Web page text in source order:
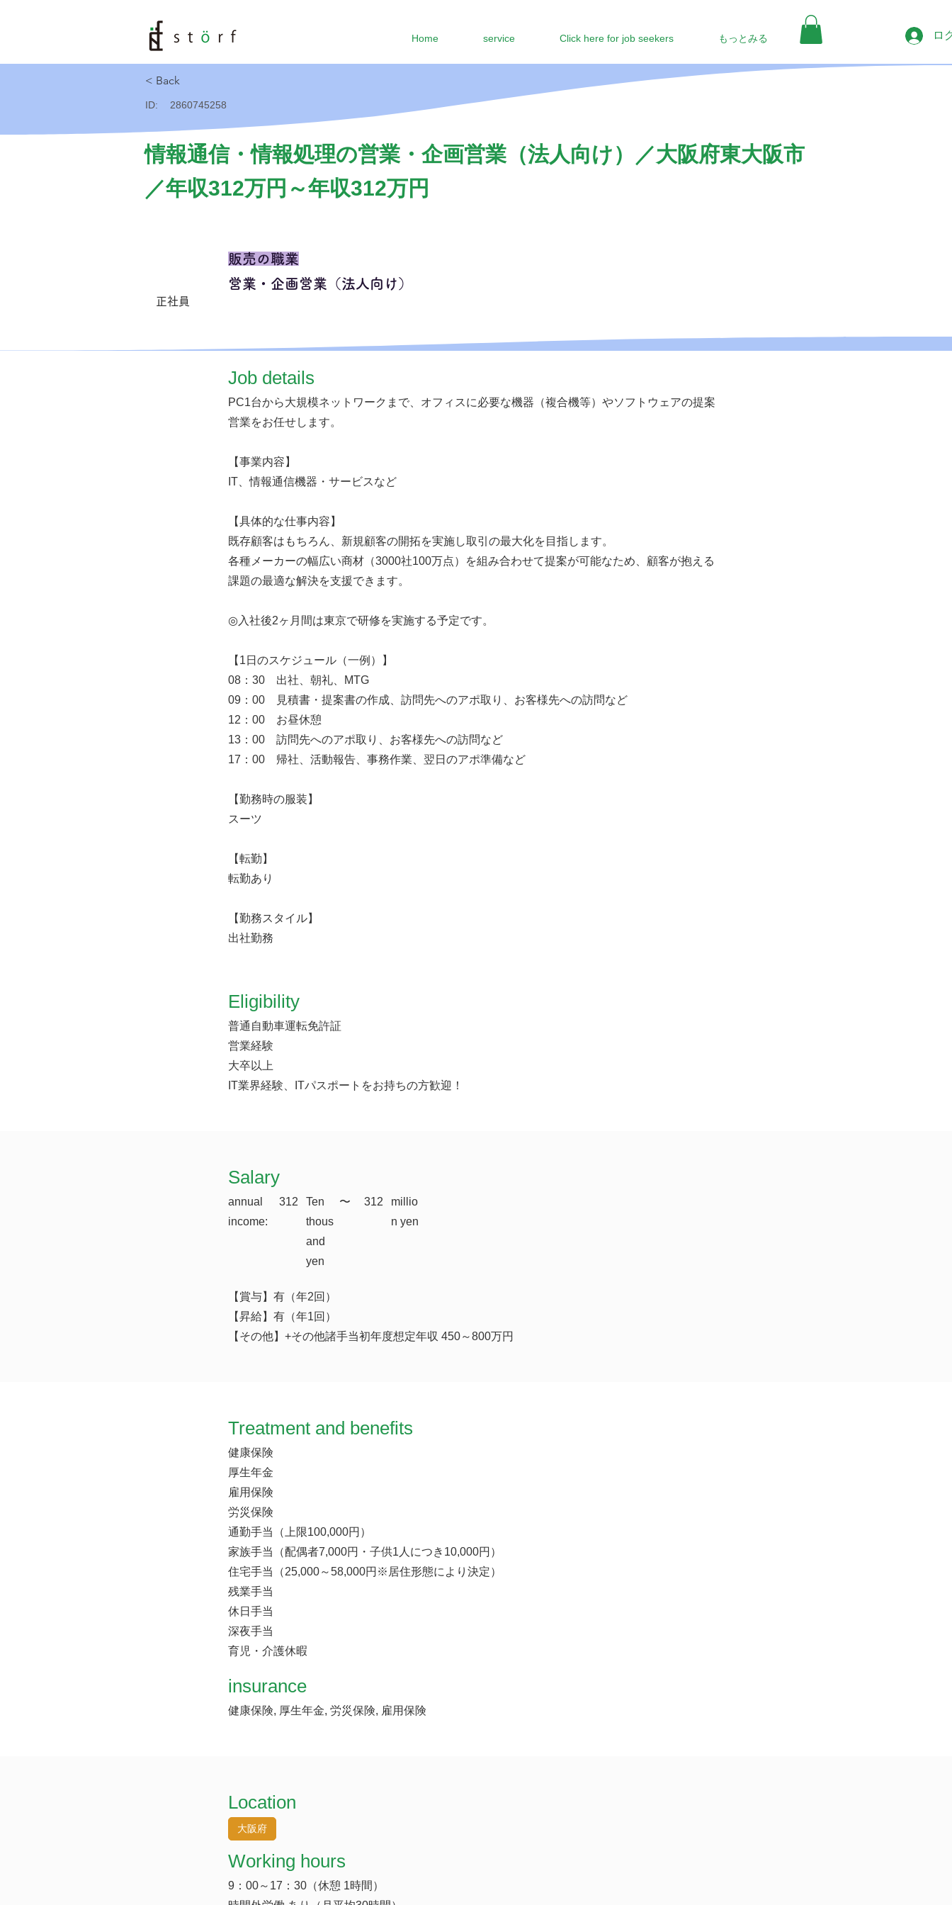
Home service Click here for job seekers もっとみる ロ
< Back
ID: 2860745258
情報通信・情報処理の営業・企画営業（法人向け）／大阪府東大阪市
／年収312万円～年収312万円
正社員
販売の職業
営業・企画営業（法人向け）
​Job details
PC1台から大規模ネットワークまで、オフィスに必要な機器（複合機等）やソフトウェアの提案
営業をお任せします。
【事業内容】
IT、情報通信機器・サービスなど
【具体的な仕事内容】
既存顧客はもちろん、新規顧客の開拓を実施し取引の最大化を目指します。
各種メーカーの幅広い商材（3000社100万点）を組み合わせて提案が可能なため、顧客が抱える
課題の最適な解決を支援できます。
◎入社後2ヶ月間は東京で研修を実施する予定です。
【1日のスケジュール（一例）】
08：30 出社、朝礼、MTG
09：00 見積書・提案書の作成、訪問先へのアポ取り、お客様先への訪問など
12：00 お昼休憩
13：00 訪問先へのアポ取り、お客様先への訪問など
17：00 帰社、活動報告、事務作業、翌日のアポ準備など
【勤務時の服装】
スーツ
【転勤】
転勤あり
【勤務スタイル】
出社勤務
Eligibility
普通自動車運転免許証
営業経験
大卒以上
IT業界経験、ITパスポートをお持ちの方歓迎！
​Salary
annual
income:
312
Ten
thous
and
yen
​〜 312
millio
n yen
【賞与】有（年2回）
【昇給】有（年1回）
【その他】+その他諸手当初年度想定年収 450～800万円
Treatment and benefits
健康保険
厚生年金
雇用保険
労災保険
通勤手当（上限100,000円）
家族手当（配偶者7,000円・子供1人につき10,000円）
住宅手当（25,000～58,000円※居住形態により決定）
残業手当
休日手当
深夜手当
育児・介護休暇
insurance
健康保険, 厚生年金, 労災保険, 雇用保険
Location
大阪府
Working hours
9：00～17：30（休憩 1時間）